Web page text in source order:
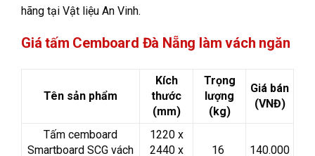
hãng tại Vật liệu An Vinh.
Giá tấm Cemboard Đà Nẵng làm vách ngăn
Tên sản phẩm
Kích
thước
(mm)
Trọng
lượng
(kg)
Giá bán
(VNĐ)
Tấm cemboard
Smartboard SCG vách
1220 x
2440 x
16 140.000